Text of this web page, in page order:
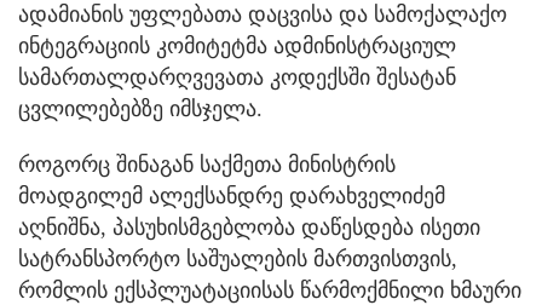
ადამიანის უფლებათა დაცვისა და სამოქალაქო
ინტეგრაციის კომიტეტმა ადმინისტრაციულ
სამართალდარღვევათა კოდექსში შესატან
ცვლილებებზე იმსჯელა.
როგორც შინაგან საქმეთა მინისტრის
მოადგილემ ალექსანდრე დარახველიძემ
აღნიშნა, პასუხისმგებლობა დაწესდება ისეთი
სატრანსპორტო საშუალების მართვისთვის,
რომლის ექსპლუატაციისას წარმოქმნილი ხმაური